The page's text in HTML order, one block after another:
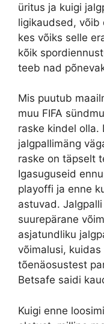
üritus ja kuigi
ligikaudsed, võib
kes võiks selle
kõik
teeb nad
Mis puutub
muu FIFA
raske kindel olla.
jalgpallimäng
raske on täpselt
Igasuguseid
playoffi ja enne
astuvad.
suurepärane
asjatundliku
võimalusi,
tõenäosustest
Betsafe saidi
Kuigi enne